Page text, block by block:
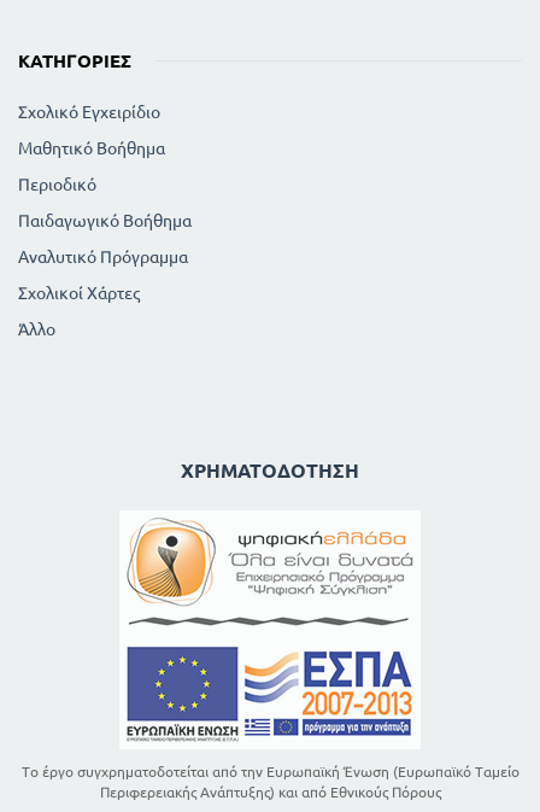
ΚΑΤΗΓΟΡΊΕΣ
Σχολικό Εγχειρίδιο
Μαθητικό Βοήθημα
Περιοδικό
Παιδαγωγικό Βοήθημα
Αναλυτικό Πρόγραμμα
Σχολικοί Χάρτες
Άλλο
ΧΡΗΜΑΤΟΔΌΤΗΣΗ
Το έργο συγχρηματοδοτείται από την Ευρωπαϊκή Ένωση (Ευρωπαϊκό Ταμείο
Περιφερειακής Ανάπτυξης) και από Εθνικούς Πόρους